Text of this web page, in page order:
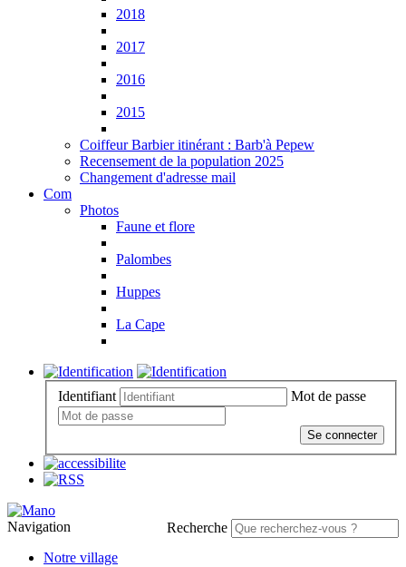
2018
2017
2016
2015
Coiffeur Barbier itinérant : Barb'à Pepew
Recensement de la population 2025
Changement d'adresse mail
Com
Photos
Faune et flore
Palombes
Huppes
La Cape
Identifiant Mot de passe
Se connecter
Recherche
Navigation
Notre village